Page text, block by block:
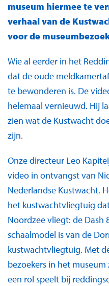
museum hiermee te
verhaal van de
voor de
Wie al eerder in het
dat de oude
te bewonderen is. De
helemaal vernieuwd. Hij
zien wat de Kustwacht
zijn.
Onze directeur Leo
video in ontvangst van
Nederlandse Kustwacht.
het kustwachtvliegtuig
Noordzee vliegt: de Dash
schaalmodel is van de
kustwachtvliegtuig. Met
bezoekers in het
een rol speelt bij